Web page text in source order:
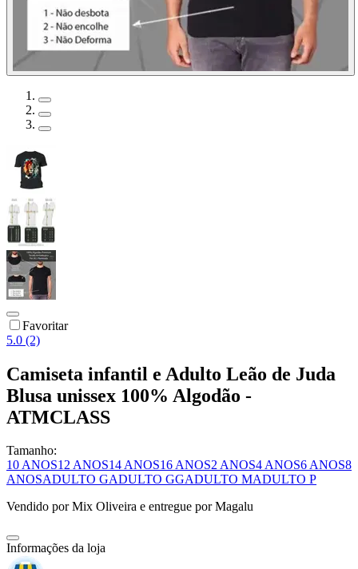
Favoritar
5.0 (2)
Camiseta infantil e Adulto Leão de Juda
Blusa unissex 100% Algodão -
ATMCLASS
Tamanho:
10 ANOS12 ANOS14 ANOS16 ANOS2 ANOS4 ANOS6 ANOS8
ANOSADULTO GADULTO GGADULTO MADULTO P
Vendido porMix Oliveira e entregue por Magalu
Informações da loja